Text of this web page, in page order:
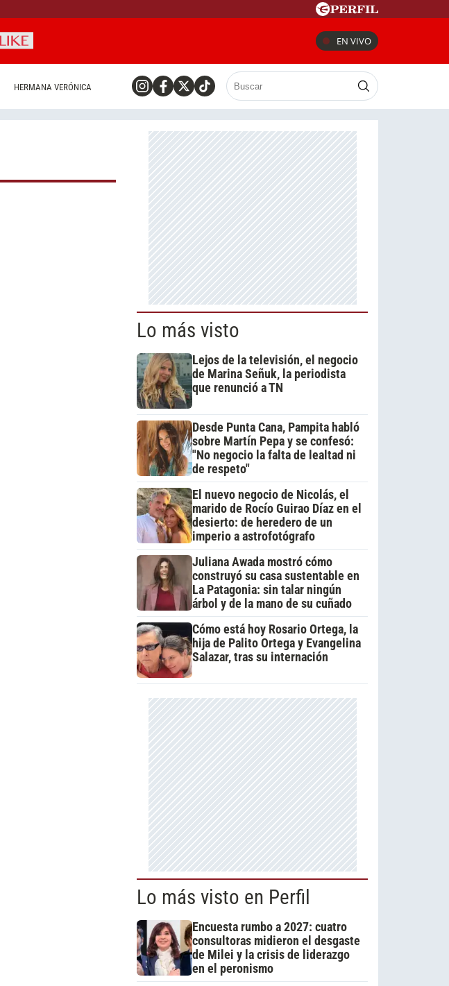
EN VIVO
HERMANA VERÓNICA
Lo más visto
Lejos de la televisión, el negocio
de Marina Señuk, la periodista
que renunció a TN
Desde Punta Cana, Pampita habló
sobre Martín Pepa y se confesó:
"No negocio la falta de lealtad ni
de respeto"
El nuevo negocio de Nicolás, el
marido de Rocío Guirao Díaz en el
desierto: de heredero de un
imperio a astrofotógrafo
Juliana Awada mostró cómo
construyó su casa sustentable en
La Patagonia: sin talar ningún
árbol y de la mano de su cuñado
Cómo está hoy Rosario Ortega, la
hija de Palito Ortega y Evangelina
Salazar, tras su internación
Lo más visto en Perfil
Encuesta rumbo a 2027: cuatro
consultoras midieron el desgaste
de Milei y la crisis de liderazgo
en el peronismo